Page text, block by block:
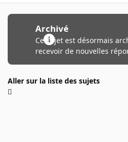
Archivé
Ce sujet est désormais
recevoir de nouvelles
Aller sur la liste des sujets